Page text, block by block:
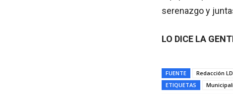
serenazgo y
LO DICE LA
FUENTE
Redacción
ETIQUETAS